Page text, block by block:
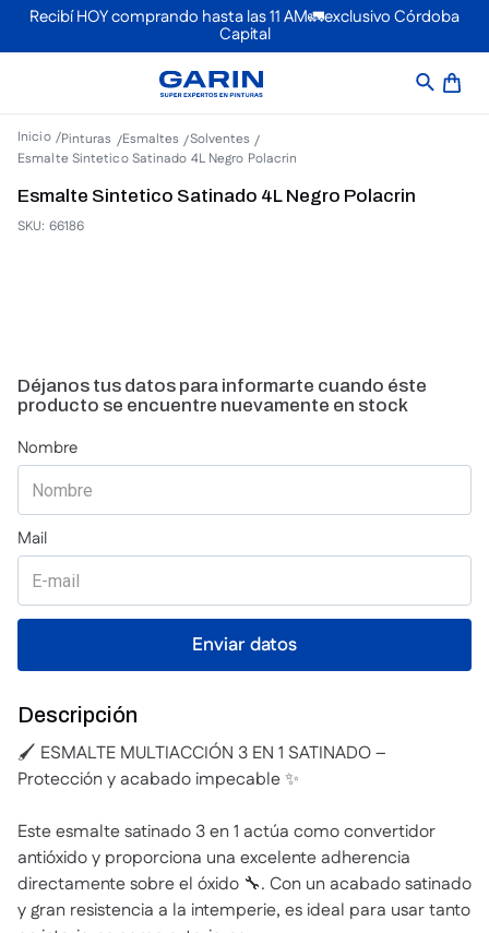
Recibí HOY comprando hasta las 11 AM🚛exclusivo Córdoba
Capital
Pinturas Esmaltes
Solventes
Esmalte Sintetico Satinado 4L Negro Polacrin
Esmalte Sintetico Satinado 4L Negro Polacrin
SKU: 66186
Descripción
🖌️ ESMALTE MULTIACCIÓN 3 EN 1 SATINADO –
Protección y acabado impecable ✨
Este esmalte satinado 3 en 1 actúa como convertidor
antióxido y proporciona una excelente adherencia
directamente sobre el óxido 🔧. Con un acabado satinado
y gran resistencia a la intemperie, es ideal para usar tanto